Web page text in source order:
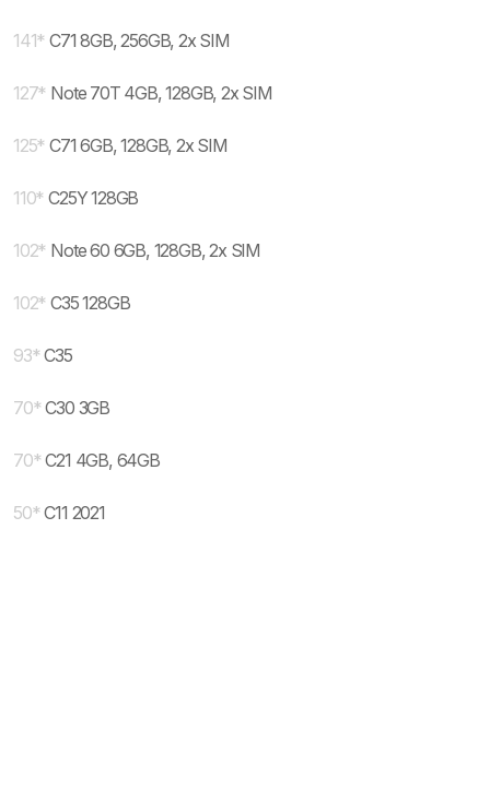
141* C71 8GB, 256GB, 2x SIM
127* Note 70T 4GB, 128GB, 2x SIM
125* C71 6GB, 128GB, 2x SIM
110* C25Y 128GB
102* Note 60 6GB, 128GB, 2x SIM
102* C35 128GB
93* C35
70* C30 3GB
70* C21 4GB, 64GB
50* C11 2021